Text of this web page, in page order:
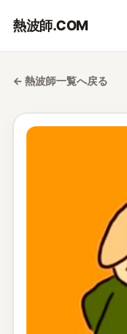
熱波師.COM
← 熱波師一覧へ戻る